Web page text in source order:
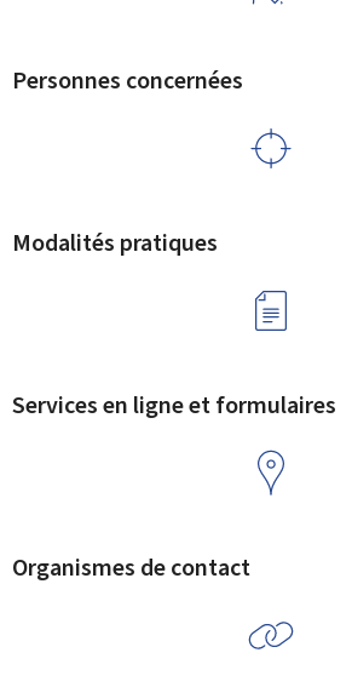
Personnes concernées
Modalités pratiques
Services en ligne et formulaires
Organismes de contact